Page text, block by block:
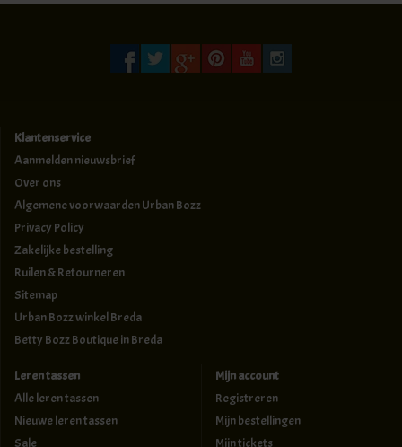
Klantenservice
Aanmelden nieuwsbrief
Over ons
Algemene voorwaarden Urban Bozz
Privacy Policy
Zakelijke bestelling
Ruilen & Retourneren
Sitemap
Urban Bozz winkel Breda
Betty Bozz Boutique in Breda
Leren tassen
Alle leren tassen
Nieuwe leren tassen
Sale
Mijn account
Registreren
Mijn bestellingen
Mijn tickets